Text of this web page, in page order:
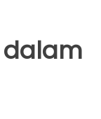
dalam